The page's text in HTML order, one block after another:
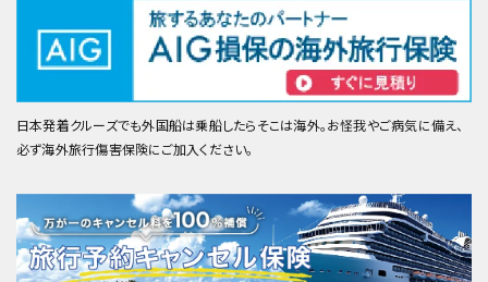
日本発着クルーズでも外国船は乗船したらそこは海外。お怪我やご病気に備え、
必ず海外旅行傷害保険にご加入ください。